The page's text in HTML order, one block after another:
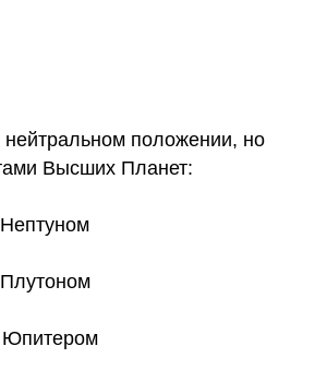
нейтральном положении, но
Высших Планет:
Юпитером